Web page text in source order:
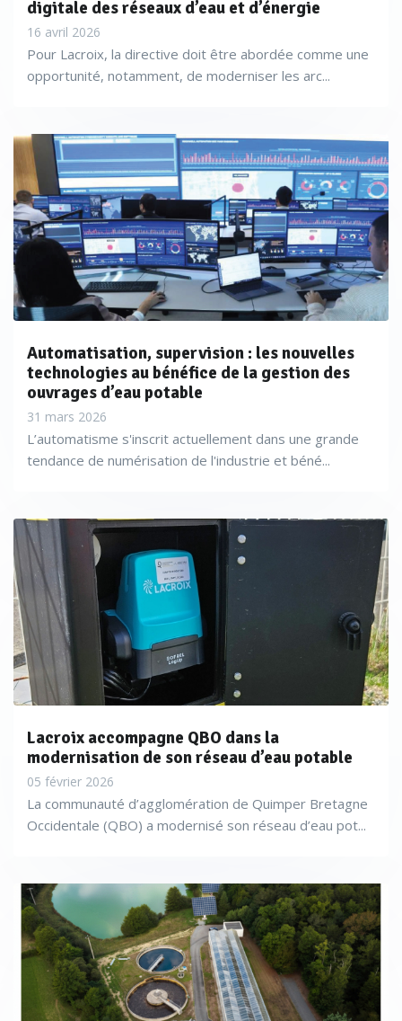
digitale des réseaux d’eau et d’énergie
16 avril 2026
Pour Lacroix, la directive doit être abordée comme une
opportunité, notamment, de moderniser les arc...
Automatisation, supervision : les nouvelles
technologies au bénéfice de la gestion des
ouvrages d’eau potable
31 mars 2026
L’automatisme s'inscrit actuellement dans une grande
tendance de numérisation de l'industrie et béné...
Lacroix accompagne QBO dans la
modernisation de son réseau d’eau potable
05 février 2026
La communauté d’agglomération de Quimper Bretagne
Occidentale (QBO) a modernisé son réseau d’eau pot...